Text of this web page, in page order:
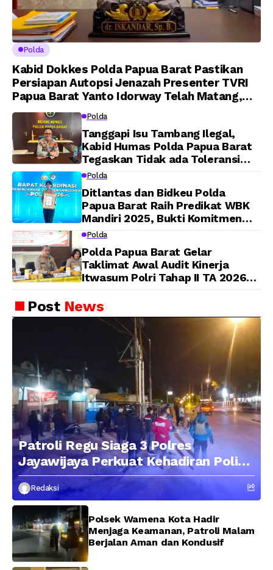
Polda
Kabid Dokkes Polda Papua Barat Pastikan
Persiapan Autopsi Jenazah Presenter TVRI
Papua Barat Yanto Idorway Telah Matang,
Pelaksanaan Dijadwalkan Kamis
Polda
Tanggapi Isu Tambang Ilegal,
Kabid Humas Polda Papua Barat
Tegaskan Tidak ada Toleransi
bagi Oknum Anggota
Polda
Ditlantas dan Bidkeu Polda
Papua Barat Raih Predikat WBK
Mandiri 2025, Bukti Komitmen
Wujudkan Pelayanan Bersih dan
Polda
Polda Papua Barat Gelar
Taklimat Awal Audit Kinerja
Itwasum Polri Tahap II TA 2026
Pengendalian
PostNews
Patroli Regu Siaga 3 Polres
Jayawijaya Perkuat Kehadiran Polisi
di Tengah Masyarakat, Situasi
Wamena Tetap Aman dan Kondusif
Redaksi
Polsek Wamena Kota Hadir
Menjaga Keamanan, Patroli Malam
Berjalan Aman dan Kondusif